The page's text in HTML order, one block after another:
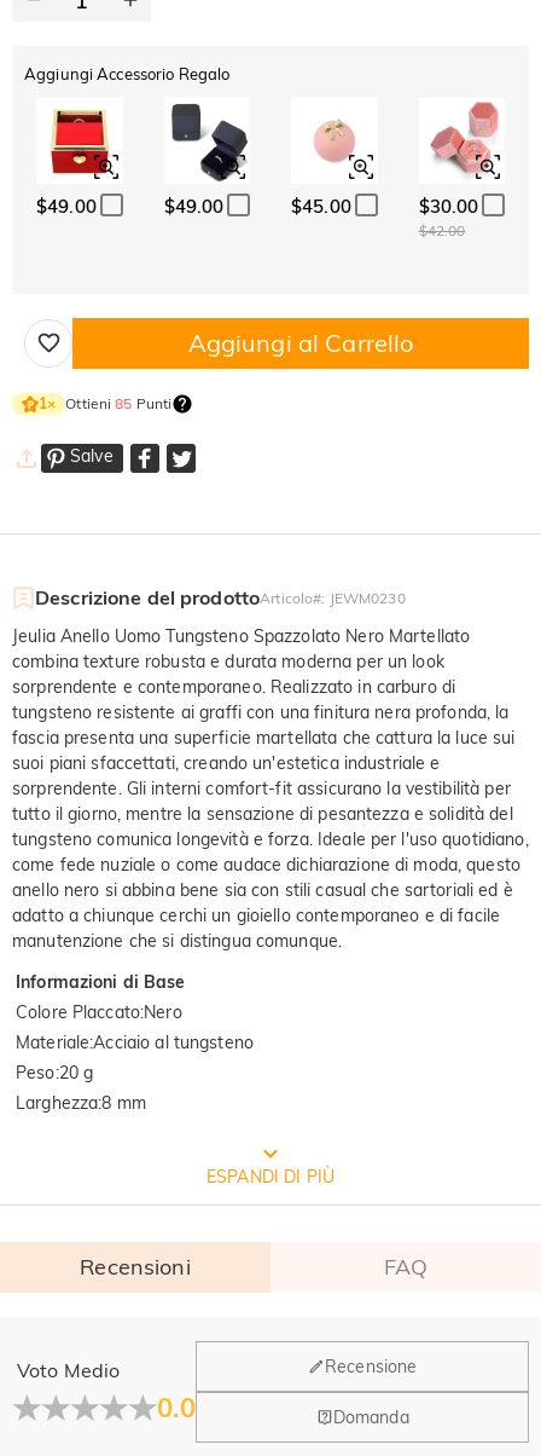
Aggiungi Accessorio Regalo
$49.00 $49.00 $45.00 $30.00
$42.00
Aggiungi al Carrello
1× Ottieni85 Punti
Salve
Descrizione del prodottoArticolo#: JEWM0230
Jeulia Anello Uomo Tungsteno Spazzolato Nero Martellato
combina texture robusta e durata moderna per un look
sorprendente e contemporaneo. Realizzato in carburo di
tungsteno resistente ai graffi con una finitura nera profonda, la
fascia presenta una superficie martellata che cattura la luce sui
suoi piani sfaccettati, creando un'estetica industriale e
sorprendente. Gli interni comfort-fit assicurano la vestibilità per
tutto il giorno, mentre la sensazione di pesantezza e solidità del
tungsteno comunica longevità e forza. Ideale per l'uso quotidiano,
come fede nuziale o come audace dichiarazione di moda, questo
anello nero si abbina bene sia con stili casual che sartoriali ed è
adatto a chiunque cerchi un gioiello contemporaneo e di facile
manutenzione che si distingua comunque.
Informazioni di Base
Colore Placcato:Nero
Materiale:Acciaio al tungsteno
Peso:20 g
Larghezza:8 mm
CONFEZIONE GRATUITA JEULIA
ESPANDI DI PIÙ
Recensioni FAQ
Voto Medio
0.0
Recensione
Domanda
Generale
Dove si trova la tua azienda?
La sede principale è a Los Angeles, in California, mentre il